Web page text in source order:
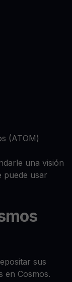
(ATOM)
una visión
puede usar
sus
en Cosmos.